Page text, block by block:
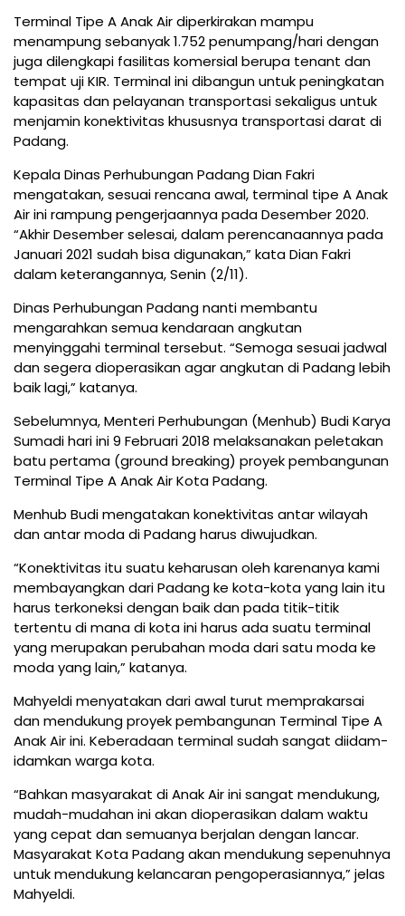
Terminal Tipe A Anak Air diperkirakan mampu
menampung sebanyak 1.752 penumpang/hari dengan
juga dilengkapi fasilitas komersial berupa tenant dan
tempat uji KIR. Terminal ini dibangun untuk peningkatan
kapasitas dan pelayanan transportasi sekaligus untuk
menjamin konektivitas khususnya transportasi darat di
Padang.
Kepala Dinas Perhubungan Padang Dian Fakri
mengatakan, sesuai rencana awal, terminal tipe A Anak
Air ini rampung pengerjaannya pada Desember 2020.
“Akhir Desember selesai, dalam perencanaannya pada
Januari 2021 sudah bisa digunakan,” kata Dian Fakri
dalam keterangannya, Senin (2/11).
Dinas Perhubungan Padang nanti membantu
mengarahkan semua kendaraan angkutan
menyinggahi terminal tersebut. “Semoga sesuai jadwal
dan segera dioperasikan agar angkutan di Padang lebih
baik lagi,” katanya.
Sebelumnya, Menteri Perhubungan (Menhub) Budi Karya
Sumadi hari ini 9 Februari 2018 melaksanakan peletakan
batu pertama (ground breaking) proyek pembangunan
Terminal Tipe A Anak Air Kota Padang.
Menhub Budi mengatakan konektivitas antar wilayah
dan antar moda di Padang harus diwujudkan.
“Konektivitas itu suatu keharusan oleh karenanya kami
membayangkan dari Padang ke kota-kota yang lain itu
harus terkoneksi dengan baik dan pada titik-titik
tertentu di mana di kota ini harus ada suatu terminal
yang merupakan perubahan moda dari satu moda ke
moda yang lain,” katanya.
Mahyeldi menyatakan dari awal turut memprakarsai
dan mendukung proyek pembangunan Terminal Tipe A
Anak Air ini. Keberadaan terminal sudah sangat diidam-
idamkan warga kota.
“Bahkan masyarakat di Anak Air ini sangat mendukung,
mudah-mudahan ini akan dioperasikan dalam waktu
yang cepat dan semuanya berjalan dengan lancar.
Masyarakat Kota Padang akan mendukung sepenuhnya
untuk mendukung kelancaran pengoperasiannya,” jelas
Mahyeldi.